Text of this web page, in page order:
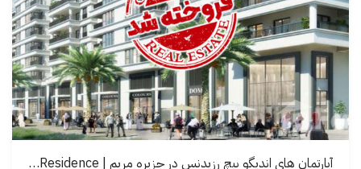
آپارتمان های اندیگو بیچ رزیدنس در جزیره مریم | Indigo Beach Residence